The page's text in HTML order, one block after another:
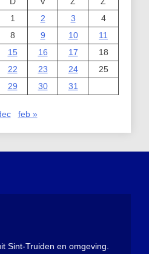
1
2 3
4
8 9 10
11
15 16 17
18
22 23 24
25
29 30 31
feb »
Sint-Truiden en omgeving.